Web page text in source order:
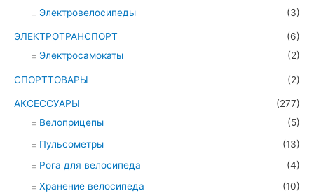
Электровелосипеды
(3)
ЭЛЕКТРОТРАНСПОРТ
(6)
Электросамокаты
(2)
СПОРТТОВАРЫ (2)
АКСЕССУАРЫ
(277)
Велоприцепы
(5)
Пульсометры
(13)
Рога для велосипеда
(4)
Хранение велосипеда
(10)